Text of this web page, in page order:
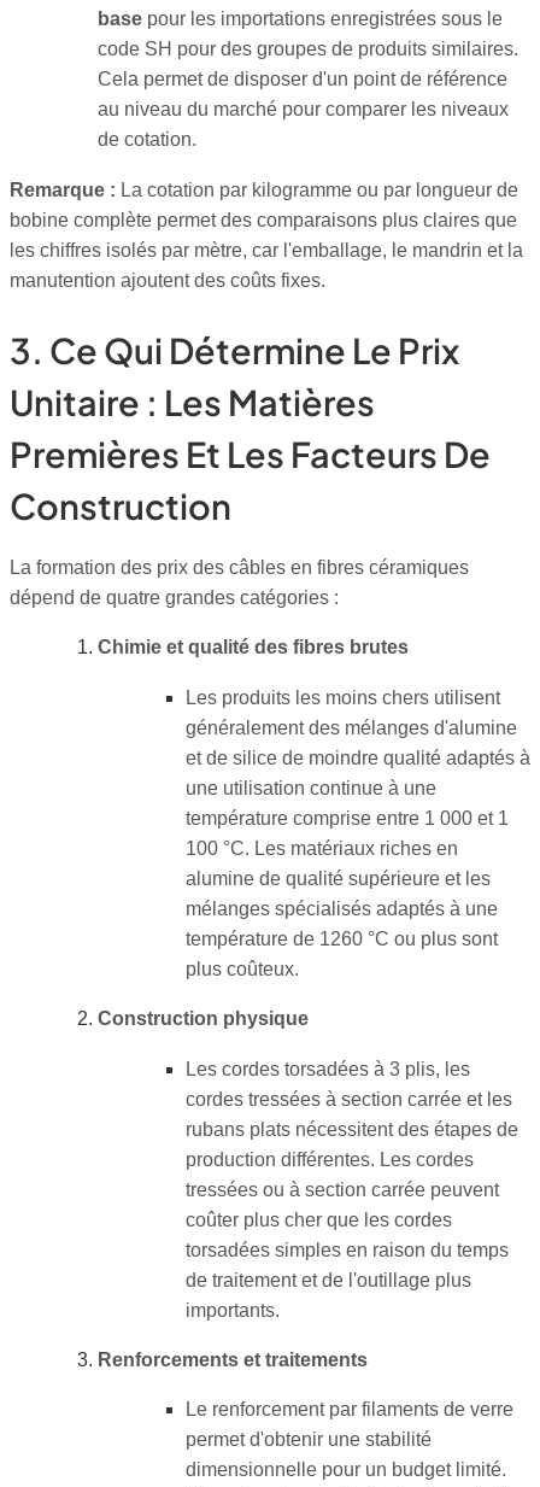
basepour les importations enregistrées sous le
code SH pour des groupes de produits similaires.
Cela permet de disposer d'un point de référence
au niveau du marché pour comparer les niveaux
de cotation.
Remarque : La cotation par kilogramme ou par longueur de
bobine complète permet des comparaisons plus claires que
les chiffres isolés par mètre, car l'emballage, le mandrin et la
manutention ajoutent des coûts fixes.
3. Ce Qui Détermine Le Prix
Unitaire : Les Matières
Premières Et Les Facteurs De
Construction
La formation des prix des câbles en fibres céramiques
dépend de quatre grandes catégories :
Chimie et qualité des fibres brutes
Les produits les moins chers utilisent
généralement des mélanges d'alumine
et de silice de moindre qualité adaptés à
une utilisation continue à une
température comprise entre 1 000 et 1
100 °C. Les matériaux riches en
alumine de qualité supérieure et les
mélanges spécialisés adaptés à une
température de 1260 °C ou plus sont
plus coûteux.
Construction physique
Les cordes torsadées à 3 plis, les
cordes tressées à section carrée et les
rubans plats nécessitent des étapes de
production différentes. Les cordes
tressées ou à section carrée peuvent
coûter plus cher que les cordes
torsadées simples en raison du temps
de traitement et de l'outillage plus
importants.
Renforcements et traitements
Le renforcement par filaments de verre
permet d'obtenir une stabilité
dimensionnelle pour un budget limité.